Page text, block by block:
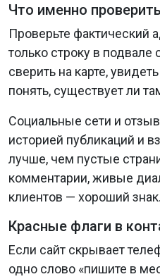
Что именно
Проверьте фактический
только строку в
сверить на карте,
понять, существует ли
Социальные сети и
историей публикаций и
лучше, чем пустые
комментарии, живые
клиентов — хороший знак.
Красные флаги в
Если сайт скрывает
одно слово «пишите в